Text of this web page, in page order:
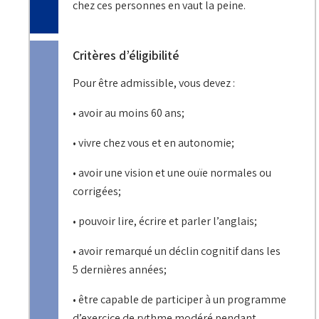
chez ces personnes en vaut la peine.
Critères d’éligibilité
Pour être admissible, vous devez :
• avoir au moins 60 ans;
• vivre chez vous et en autonomie;
• avoir une vision et une ouïe normales ou
corrigées;
• pouvoir lire, écrire et parler l’anglais;
• avoir remarqué un déclin cognitif dans les
5 dernières années;
• être capable de participer à un programme